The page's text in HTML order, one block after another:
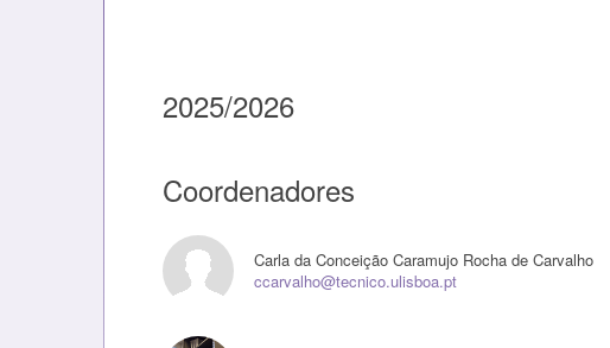
2025/2026
Coordenadores
Carla da Conceição Caramujo Rocha de Carvalho
ccarvalho@tecnico.ulisboa.pt